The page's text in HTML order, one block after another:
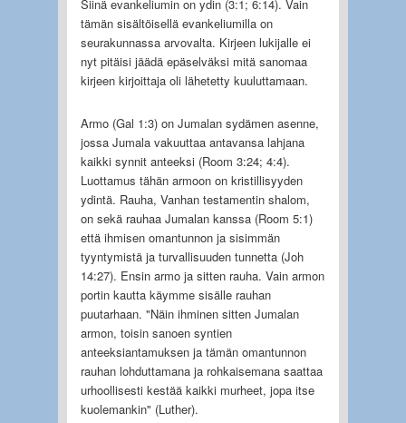
Siinä evankeliumin on ydin (3:1; 6:14). Vain
tämän sisältöisellä evankeliumilla on
seurakunnassa arvovalta. Kirjeen lukijalle ei
nyt pitäisi jäädä epäselväksi mitä sanomaa
kirjeen kirjoittaja oli lähetetty kuuluttamaan.
Armo (Gal 1:3) on Jumalan sydämen asenne,
jossa Jumala vakuuttaa antavansa lahjana
kaikki synnit anteeksi (Room 3:24; 4:4).
Luottamus tähän armoon on kristillisyyden
ydintä. Rauha, Vanhan testamentin shalom,
on sekä rauhaa Jumalan kanssa (Room 5:1)
että ihmisen omantunnon ja sisimmän
tyyntymistä ja turvallisuuden tunnetta (Joh
14:27). Ensin armo ja sitten rauha. Vain armon
portin kautta käymme sisälle rauhan
puutarhaan. "Näin ihminen sitten Jumalan
armon, toisin sanoen syntien
anteeksiantamuksen ja tämän omantunnon
rauhan lohduttamana ja rohkaisemana saattaa
urhoollisesti kestää kaikki murheet, jopa itse
kuolemankin" (Luther).